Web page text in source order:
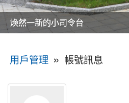
美麗的操場是我們活力的來源
美麗的操場是我們活力的來源
煥然一新的小司令台
煥然一新的小司令台
富含桃園埤塘田園風光意象的中廊
富含桃園埤塘田園風光意象的中廊
嶄新的中庭廣場
嶄新的中庭廣場
水生池生生不息
水生池生生不息
用戶管理 » 帳號訊息